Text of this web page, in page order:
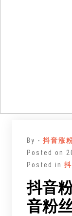
By - 抖音涨
Posted on
Posted in
抖音
音粉